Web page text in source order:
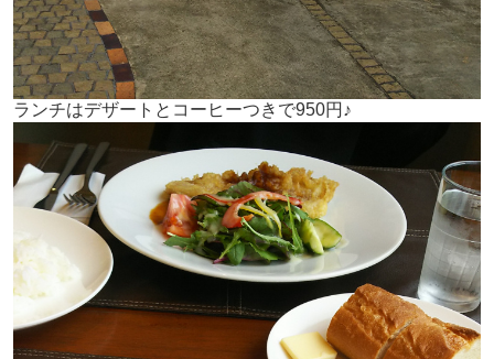
ランチはデザートとコーヒーつきで950円♪